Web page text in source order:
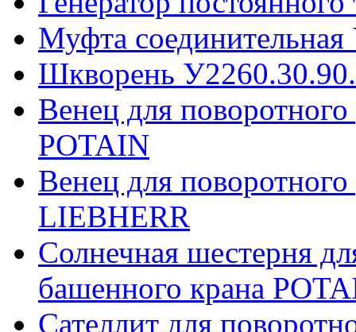
Муфта соединительная
Шкворень
Венец для
POTAIN
Венец для
LIEBHERR
Солнечная шестерня
башенного крана
Сателлит для